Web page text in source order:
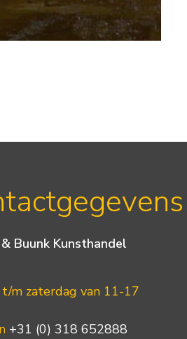
Buunk Kunsthandel
m zaterdag van 11-17
+31 (0) 318 652888